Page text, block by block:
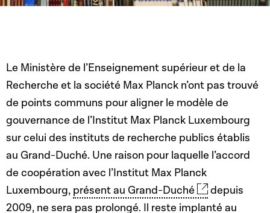
Le Ministère de l’Enseignement supérieur et de la
Recherche et la société Max Planck n’ont pas trouvé
de points communs pour aligner le modèle de
gouvernance de l’Institut Max Planck Luxembourg
sur celui des instituts de recherche publics établis
au Grand-Duché. Une raison pour laquelle l’accord
de coopération avec l’Institut Max Planck
Luxembourg, présent au Grand-Duché
depuis
2009, ne sera pas prolongé. Il reste implanté au